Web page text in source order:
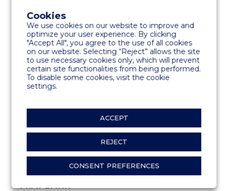
TEHNIČKI PODACI
BETONGFLYTBLOCKEN M200N OCH
M300N
hållfasthet 45 N/mm2 stålförstärkt
plastfiberbetong, exponeringsklass enligt
FLYTANDE RÖR AV PLAST T400
Polyeten
RAM
Behandlad furu
TRÄPLANK
Cookies
We use cookies on our website to improve and
optimize your user experience. By clicking
"Accept All", you agree to the use of all cookies
on our website. Selecting “Reject” allows the site
to use necessary cookies only, which will prevent
certain site functionalities from being performed.
To disable some cookies, visit the cookie
settings.
ACCEPT
REJECT
CONSENT PREFERENCES